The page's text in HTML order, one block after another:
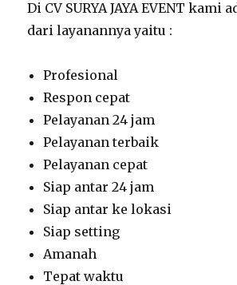
Di CV SURYA JAYA EVENT kami
dari layanannya yaitu :
Profesional
Respon cepat
Pelayanan 24 jam
Pelayanan terbaik
Pelayanan cepat
Siap antar 24 jam
Siap antar ke lokasi
Siap setting
Amanah
Tepat waktu